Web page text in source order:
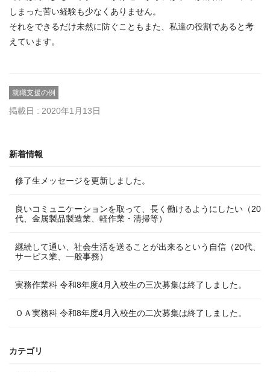
しまった苦い経験も少なくありません。
それをできるだけ未然に防ぐこともまた、私達の役割であると考
えています。
就職支援の例
掲載日 : 2020年1月13日
新着情報
修了生メッセージを更新しました。
良いコミュニケーションを取って、長く働けるようにしたい（20
代、金属製品製造業、軽作業・清掃等）
継続して通い、社会生活を送ることが出来るという自信（20代、
サービス業、一般事務）
実務作業科 令和8年度4月入校生の三次募集は終了しました。
ＯＡ実務科 令和8年度4月入校生の二次募集は終了しました。
カテゴリ